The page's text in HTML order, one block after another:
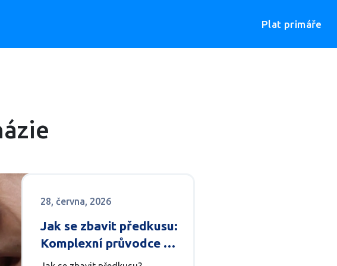
Plat primáře
28, června, 2026
Jak se zbavit předkusu:
Komplexní průvodce od
estetických fazet po